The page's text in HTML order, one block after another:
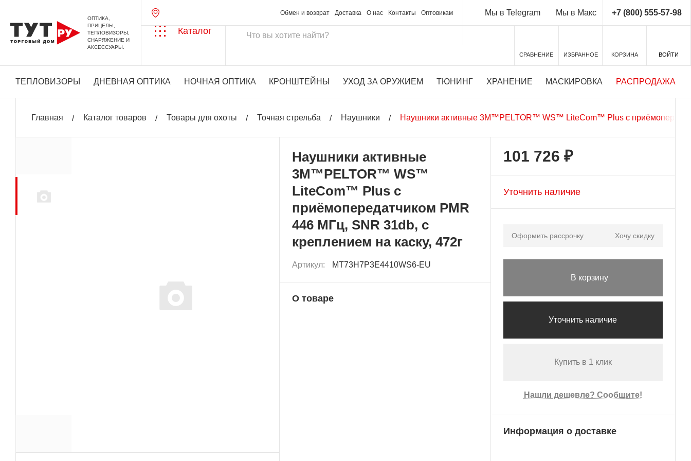
ОПТИКА,
ПРИЦЕЛЫ,
ТЕПЛОВИЗОРЫ,
СНАРЯЖЕНИЕ И
АКСЕССУАРЫ.
Обмен и возврат Доставка О нас Контакты Оптовикам Мы в Telegram Мы в Макс +7 (800) 555-57-98
Каталог
СРАВНЕНИЕ ИЗБРАННОЕ КОРЗИНА ВОЙТИ
ТЕПЛОВИЗОРЫ ДНЕВНАЯ ОПТИКА НОЧНАЯ ОПТИКА КРОНШТЕЙНЫ УХОД ЗА ОРУЖИЕМ ТЮНИНГ ХРАНЕНИЕ МАСКИРОВКА РАСПРОДАЖА
Главная Каталог товаров Товары для охоты Точная стрельба Наушники Наушники активные 3М™PELTOR™ WS™ LiteCom™ Plus с
Наушники активные
3М™PELTOR™ WS™
LiteCom™ Plus с
приёмопередатчиком PMR
446 МГц, SNR 31db, с
креплением на каску, 472г
Артикул: MT73H7P3E4410WS6-EU
О товаре
101 726 ₽
Уточнить наличие
Оформить рассрочку Хочу скидку
В корзину
Уточнить наличие
Купить в 1 клик
Нашли дешевле? Сообщите!
Информация о доставке